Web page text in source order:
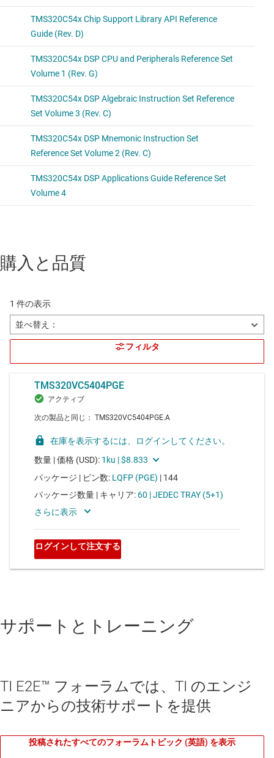
購入と品質
サポートとトレーニング
TI E2E™ フォーラムでは、TI のエンジ
ニアからの技術サポートを提供
投稿されたすべてのフォーラムトピック (英語) を表示